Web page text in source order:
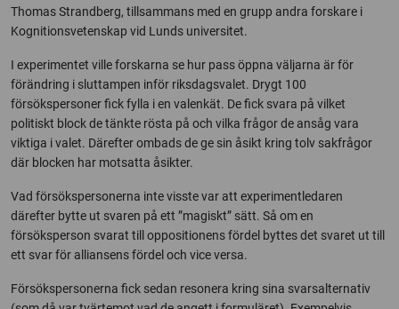
Thomas Strandberg, tillsammans med en grupp andra forskare i
Kognitionsvetenskap vid Lunds universitet.
I experimentet ville forskarna se hur pass öppna väljarna är för
förändring i sluttampen inför riksdagsvalet. Drygt 100
försökspersoner fick fylla i en valenkät. De fick svara på vilket
politiskt block de tänkte rösta på och vilka frågor de ansåg vara
viktiga i valet. Därefter ombads de ge sin åsikt kring tolv sakfrågor
där blocken har motsatta åsikter.
Vad försökspersonerna inte visste var att experimentledaren
därefter bytte ut svaren på ett ”magiskt” sätt. Så om en
försöksperson svarat till oppositionens fördel byttes det svaret ut till
ett svar för alliansens fördel och vice versa.
Försökspersonerna fick sedan resonera kring sina svarsalternativ